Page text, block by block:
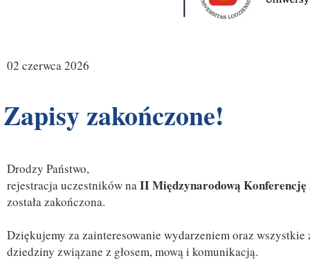
02 czerwca 2026
Zapisy zakończone!
Drodzy Państwo,
rejestracja uczestników naII Międzynarodową Konferencję
została zakończona.
Dziękujemy za zainteresowanie wydarzeniem oraz
dziedziny związane z głosem, mową i komunikacją.